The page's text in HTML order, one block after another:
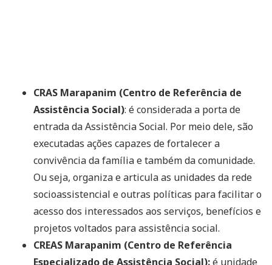
CRAS Marapanim (Centro de Referência de
Assistência Social): é considerada a porta de
entrada da Assistência Social. Por meio dele, são
executadas ações capazes de fortalecer a
convivência da família e também da comunidade.
Ou seja, organiza e articula as unidades da rede
socioassistencial e outras políticas para facilitar o
acesso dos interessados aos serviços, benefícios e
projetos voltados para assistência social.
CREAS Marapanim (Centro de Referência
Especializado de Assistência Social):é unidade